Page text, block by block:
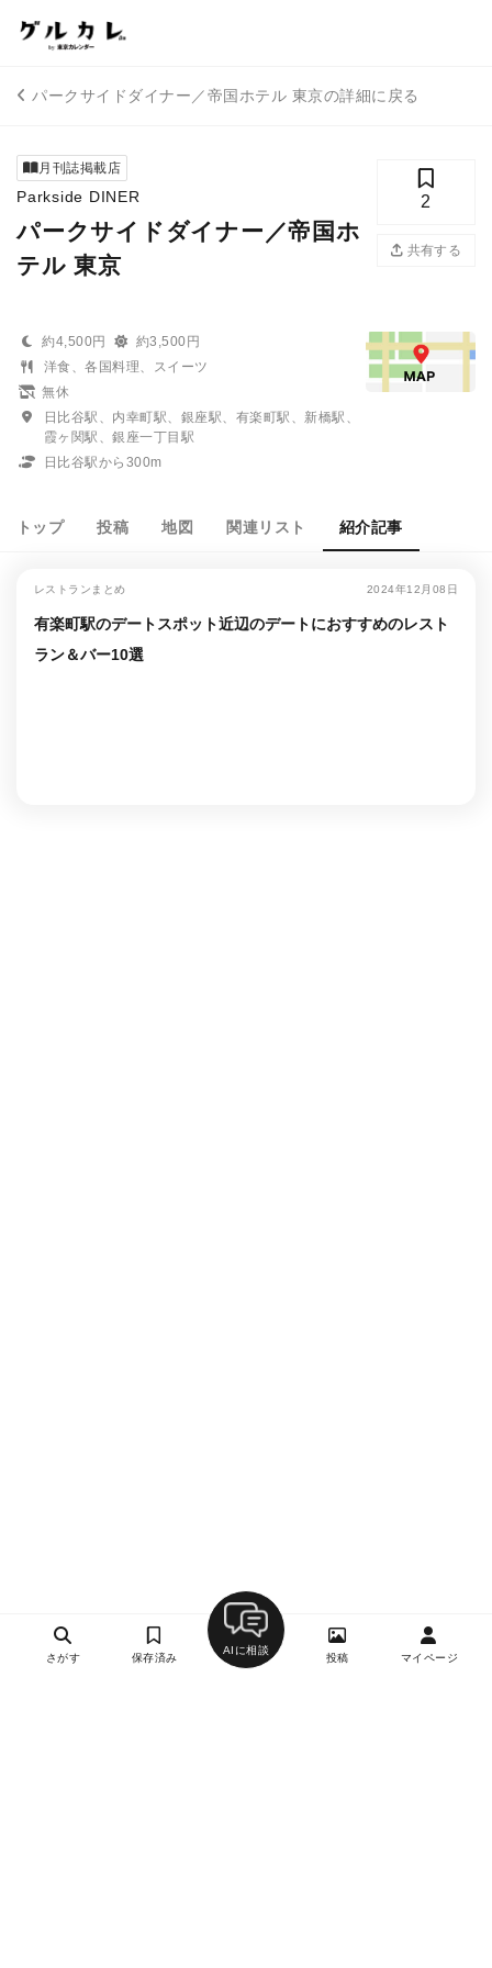
パークサイドダイナー／帝国ホテル 東京の詳細に戻る
月刊誌掲載店
Parkside DINER
パークサイドダイナー／帝国ホ
テル 東京
2
共有する
約4,500円
約3,500円
洋食、各国料理、スイーツ
無休
日比谷駅、内幸町駅、銀座駅、有楽町駅、新橋駅、
霞ヶ関駅、銀座一丁目駅
日比谷駅から300m
トップ 投稿 地図 関連リスト 紹介記事
レストランまとめ 2024年12月08日
有楽町駅のデートスポット近辺のデートにおすすめのレスト
ラン＆バー10選
さがす 保存済み
AIに相談
投稿 マイページ